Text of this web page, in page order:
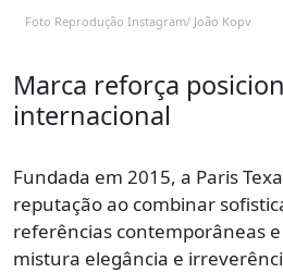
Foto Reprodução Instagram/ João Kopv
Marca reforça
internacional
Fundada em 2015, a Paris
reputação ao combinar
referências contemporâneas
mistura elegância e